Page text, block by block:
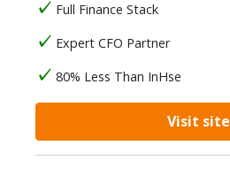
Full Finance Stack
Expert CFO Partner
80% Less Than InHse
Visit site